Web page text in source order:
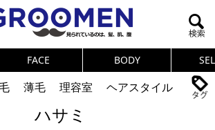
FACE BODY
薄毛 理容室
ヘアスタイル
ニオイ
連載
ハサミ